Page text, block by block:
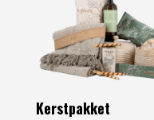
Kerstpakket